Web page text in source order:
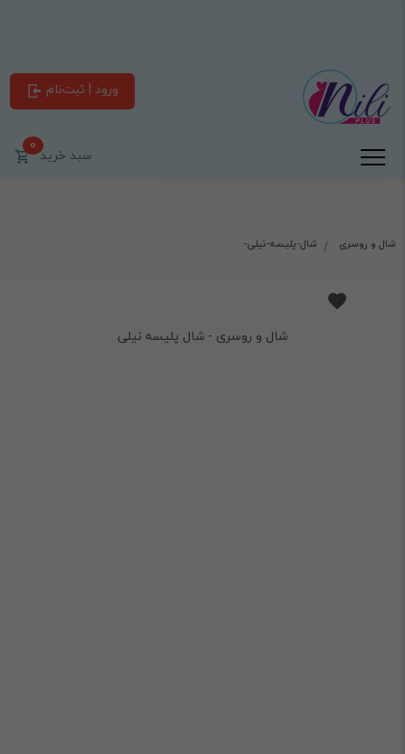
ورود | ثبت‌نام
سبد خرید0
شال و روسری شال-پلیسه-نیلی-
شال و روسری - شال پلیسه نیلی